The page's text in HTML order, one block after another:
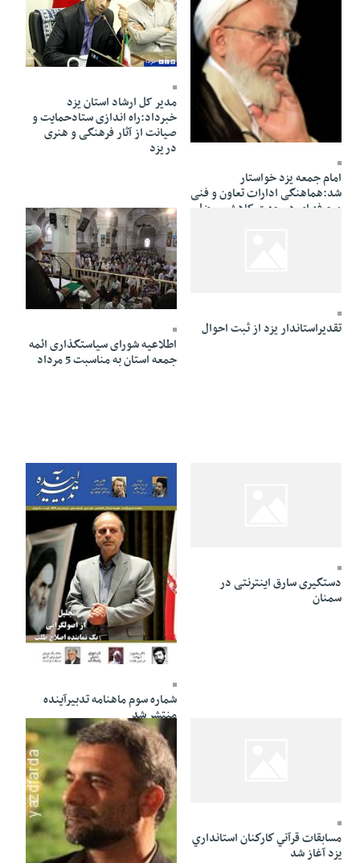
امام جمعه یزد خواستار
شد:هماهنگی ادارات تعاون و فنی
و حرفه ای در جهت کاهش معضل
03 Mordad 1391 - 20:19
مدیر کل ارشاد استان یزد
خبرداد:راه اندازی ستادحمایت و
صیانت از آثار فرهنگی و هنری
دریزد
تقدیراستاندار یزد از ثبت احوال
03 Mordad 1391 - 19:29
اطلاعیه شورای سیاستگذاری ائمه
جمعه استان به مناسبت 5 مرداد
دستگیری سارق اینترنتی در
سمنان
03 Mordad 1391 - 18:19
شماره سوم ماهنامه تدبیرآینده
منتشر شد
مسابقات قرآني كاركنان استانداري
يزد آغاز شد